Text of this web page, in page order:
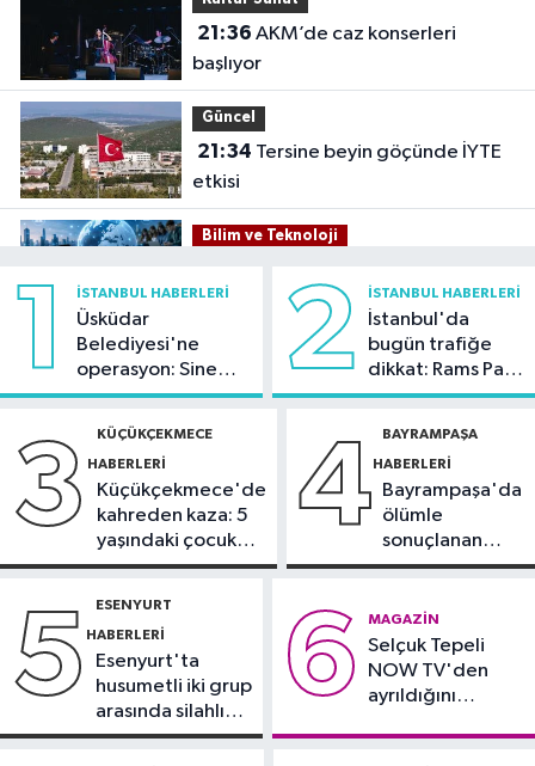
21:36
başlıyor
Güncel
21:34
etkisi
Bilim ve Teknoloji
oranı yüzde 92,3 oldu
Bilim ve Teknoloji
5G abone sayısı 4 ayda 44,5
21:21
vatandaşları yazlık sinemada
buluşturuyor
demeyin, önlemini alın
1 İSTANBUL HABERLERI
Üsküdar
Belediyesi'ne
operasyon: Sinem
Dedetaş'a
2 İSTANBUL HABERLERI
İstanbul'da
bugün trafiğe
dikkat: Rams Park
çevresinde bazı
3 KÜÇÜKÇEKMECE
HABERLERI
Küçükçekmece'de
kahreden kaza: 5
yaşındaki çocuk
yoğun bakımda
4 BAYRAMPAŞA
HABERLERI
Bayrampaşa'da
ölümle
sonuçlanan
kaza: Sürücü
5 ESENYURT
HABERLERI
Esenyurt'ta
husumetli iki grup
arasında silahlı
kavga
6 MAGAZIN
Selçuk Tepeli
NOW TV'den
ayrıldığını